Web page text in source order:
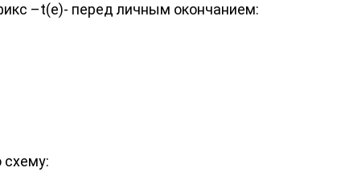
–t(e)- перед личным окончанием: